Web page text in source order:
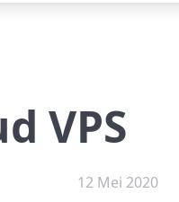
VPS
12 Mei 2020